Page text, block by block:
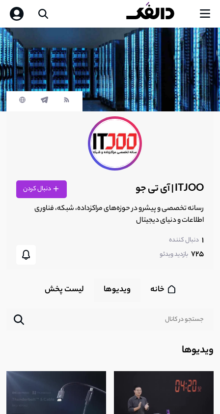
ITJOO | آی تی جو دنبال کردن
رسانه تخصصی و پیشرو در حوزه‌های مراکزداده، شبکه، فناوری
اطلاعات و دنیای دیجیتال
1 دنبال کننده
725 بازدید ویدئو
خانه ویدیوها لیست پخش‌
ویدیوها